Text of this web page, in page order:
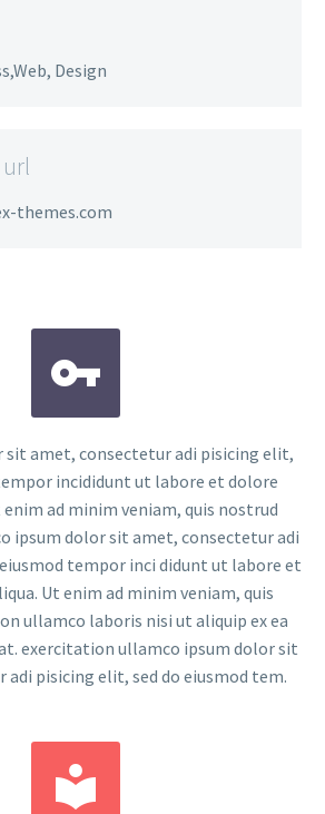
Design
themes.com


sit amet, consectetur adi pisicing elit,
incididunt ut labore et dolore
enim ad minim veniam, quis nostrud
ipsum dolor sit amet, consectetur adi
tempor inci didunt ut labore et
Ut enim ad minim veniam, quis
ullamco laboris nisi ut aliquip ex ea
exercitation ullamco ipsum dolor sit
pisicing elit, sed do eiusmod tem.

